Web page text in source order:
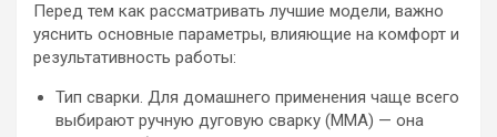
Перед тем как рассматривать лучшие модели, важно
уяснить основные параметры, влияющие на комфорт и
результативность работы:
Тип сварки. Для домашнего применения чаще всего
выбирают ручную дуговую сварку (ММА) — она